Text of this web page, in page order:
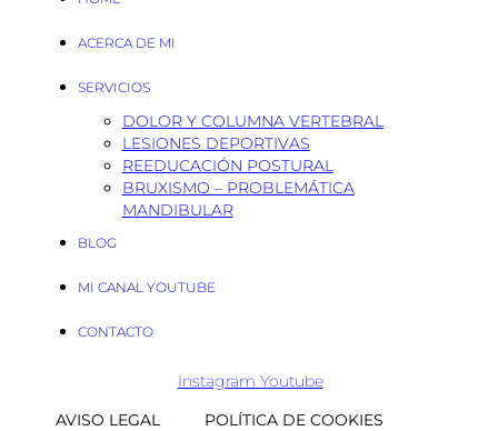
ACERCA DE MI
SERVICIOS
DOLOR Y COLUMNA VERTEBRAL
LESIONES DEPORTIVAS
REEDUCACIÓN POSTURAL
BRUXISMO – PROBLEMÁTICA
MANDIBULAR
BLOG
MI CANAL YOUTUBE
CONTACTO
Instagram Youtube
AVISO LEGAL
POLÍTICA DE COOKIES